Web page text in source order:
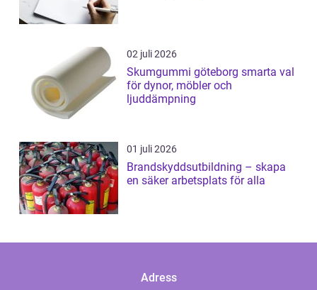
02 juli 2026
Skumgummi göteborg smarta val
för dynor, möbler och
ljuddämpning
01 juli 2026
Brandskyddsutbildning – skapa
en säker arbetsplats för alla
Adress